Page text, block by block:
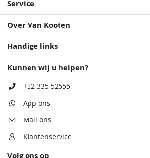
Service
Over Van Kooten
Handige links
Kunnen wij u helpen?
+32 335 52555
App ons
Mail ons
Klantenservice
Volg ons op